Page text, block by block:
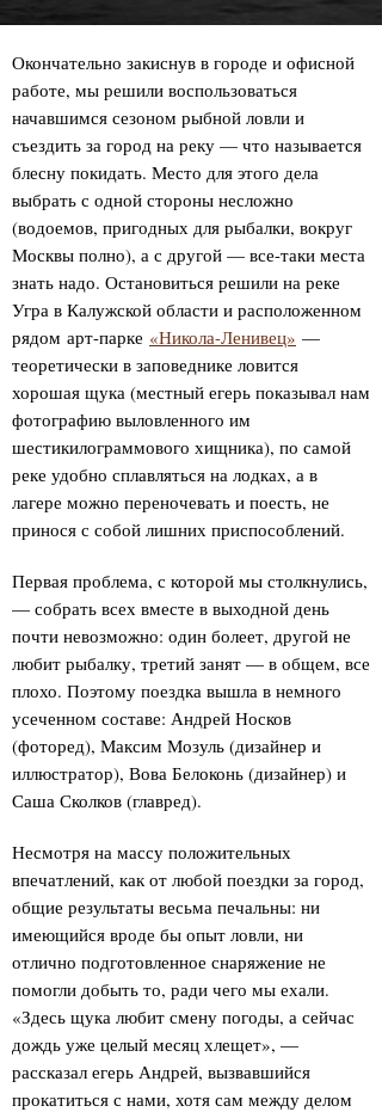
Окончательно закиснув в городе и офисной
работе, мы решили воспользоваться
начавшимся сезоном рыбной ловли и
съездить за город на реку — что называется
блесну покидать. Место для этого дела
выбрать с одной стороны несложно
(водоемов, пригодных для рыбалки, вокруг
Москвы полно), а с другой — все-таки места
знать надо. Остановиться решили на реке
Угра в Калужской области и расположенном
рядом арт-парке «Никола-Ленивец» —
теоретически в заповеднике ловится
хорошая щука (местный егерь показывал нам
фотографию выловленного им
шестикилограммового хищника), по самой
реке удобно сплавляться на лодках, а в
лагере можно переночевать и поесть, не
принося с собой лишних приспособлений.
Первая проблема, с которой мы столкнулись,
— собрать всех вместе в выходной день
почти невозможно: один болеет, другой не
любит рыбалку, третий занят — в общем, все
плохо. Поэтому поездка вышла в немного
усеченном составе: Андрей Носков
(фоторед), Максим Мозуль (дизайнер и
иллюстратор), Вова Белоконь (дизайнер) и
Саша Сколков (главред).
Несмотря на массу положительных
впечатлений, как от любой поездки за город,
общие результаты весьма печальны: ни
имеющийся вроде бы опыт ловли, ни
отлично подготовленное снаряжение не
помогли добыть то, ради чего мы ехали.
«Здесь щука любит смену погоды, а сейчас
дождь уже целый месяц хлещет», —
рассказал егерь Андрей, вызвавшийся
прокатиться с нами, хотя сам между делом